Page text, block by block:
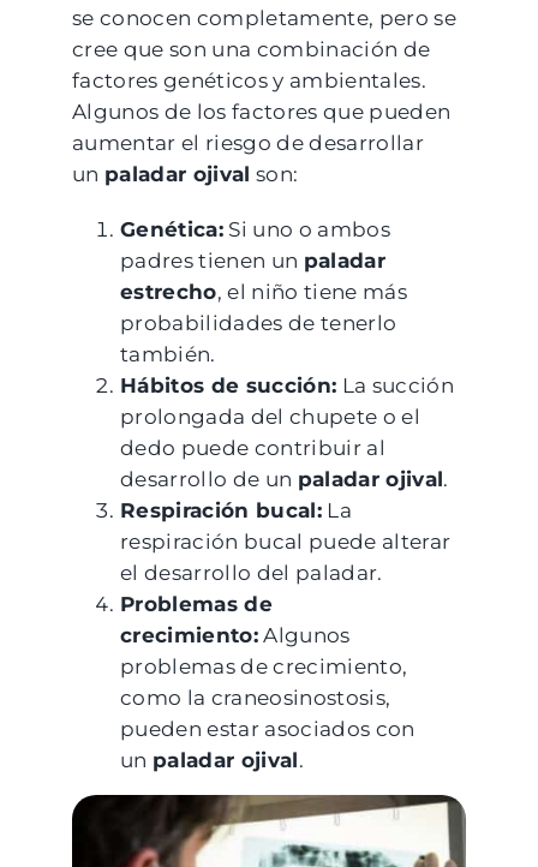
se conocen completamente, pero se
cree que son una combinación de
factores genéticos y ambientales.
Algunos de los factores que pueden
aumentar el riesgo de desarrollar
un paladar ojival son:
Genética:Si uno o ambos
padres tienen un paladar
estrecho, el niño tiene más
probabilidades de tenerlo
también.
Hábitos de succión: La succión
prolongada del chupete o el
dedo puede contribuir al
desarrollo de un paladar ojival.
Respiración bucal: La
respiración bucal puede alterar
el desarrollo del paladar.
Problemas de
crecimiento:Algunos
problemas de crecimiento,
como la craneosinostosis,
pueden estar asociados con
un paladar ojival.